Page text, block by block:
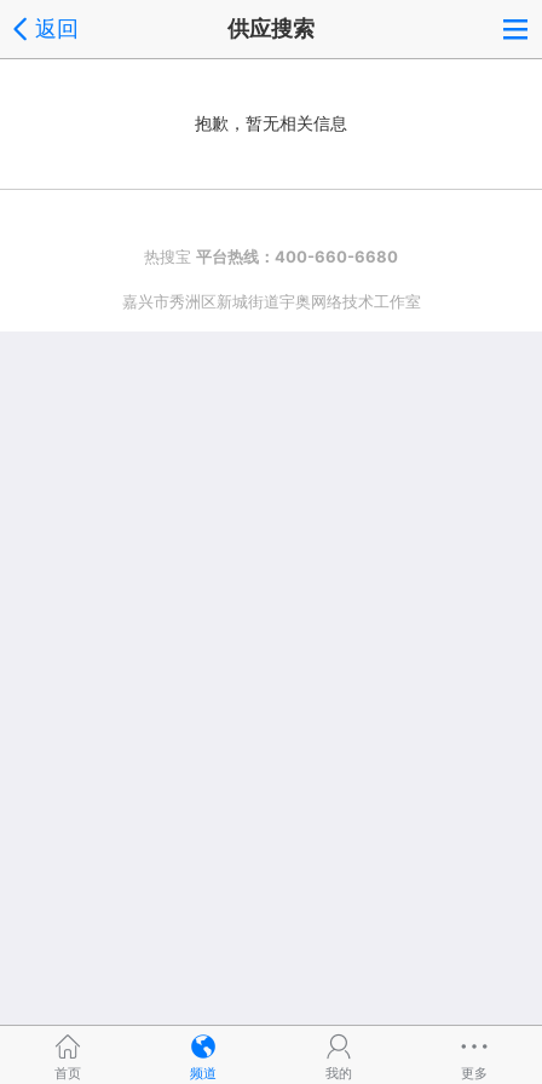
返回 供应搜索
抱歉，暂无相关信息
热搜宝 平台热线：400-660-6680
嘉兴市秀洲区新城街道宇奥网络技术工作室
首页 频道 我的 更多